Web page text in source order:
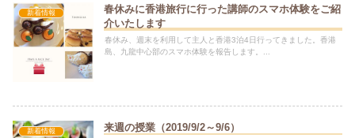
新着情報
春休みに香港旅行に行った講師のスマホ体験をご紹
介いたします
春休み、週末を利用して主人と香港3泊4日行ってきました。香港
島、九龍中心部のスマホ体験を報告します。...
新着情報 来週の授業（2019/9/2～9/6）